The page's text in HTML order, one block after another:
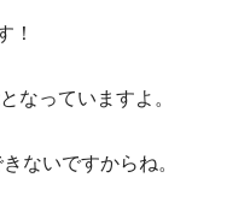
！
なっていますよ。
ないですからね。